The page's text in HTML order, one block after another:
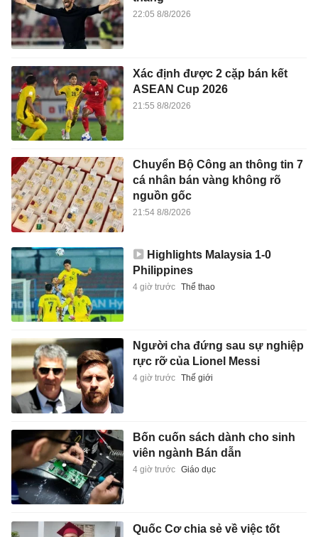
22:05 8/8/2026
Xác định được 2 cặp bán kết
ASEAN Cup 2026
21:55 8/8/2026
Chuyển Bộ Công an thông tin 7
cá nhân bán vàng không rõ
nguồn gốc
21:54 8/8/2026
Highlights Malaysia 1-0
Philippines
4 giờ trước Thể thao
Người cha đứng sau sự nghiệp
rực rỡ của Lionel Messi
4 giờ trước Thế giới
Bốn cuốn sách dành cho sinh
viên ngành Bán dẫn
4 giờ trước Giáo dục
Quốc Cơ chia sẻ về việc tốt